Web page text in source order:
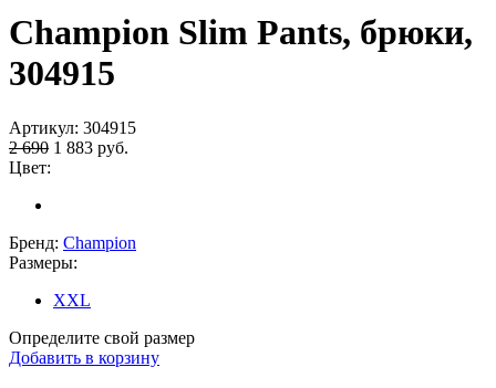
Champion Slim Pants, брюки,
304915
Артикул: 304915
2 690 1 883 руб.
Цвет:
Бренд: Champion
Размеры:
XXL
Определите свой размер
Добавить в корзину